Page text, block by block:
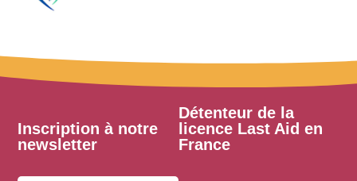
Inscription à notre
newsletter
Détenteur de la
licence Last Aid en
France